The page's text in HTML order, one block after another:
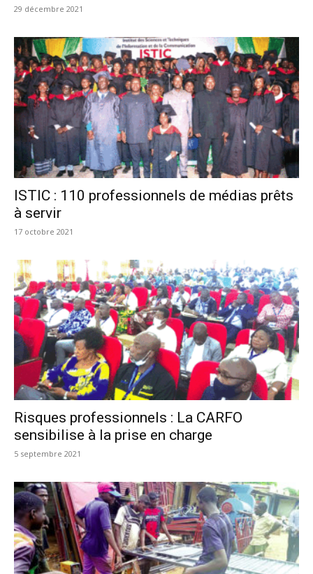
29 décembre 2021
ISTIC : 110 professionnels de médias prêts
à servir
17 octobre 2021
Risques professionnels : La CARFO
sensibilise à la prise en charge
5 septembre 2021